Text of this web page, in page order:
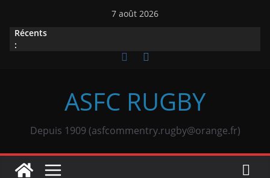
contenu
7 août 2026
Récents
:
ASFC RUGBY
Depuis 1909 (asfcommentry.rugby@orange.fr)